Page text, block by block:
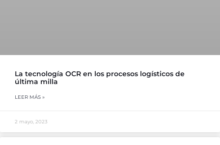
La tecnología OCR en los procesos logísticos de
última milla
LEER MÁS »
2 mayo, 2023